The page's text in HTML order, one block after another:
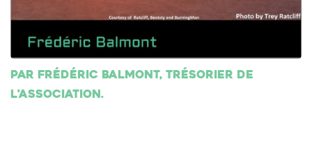
Par Frédéric Balmont, trésorier de
l'association.